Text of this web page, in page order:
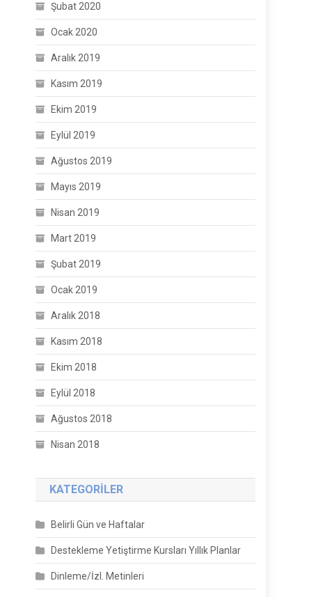
Şubat 2020
Ocak 2020
Aralık 2019
Kasım 2019
Ekim 2019
Eylül 2019
Ağustos 2019
Mayıs 2019
Nisan 2019
Mart 2019
Şubat 2019
Ocak 2019
Aralık 2018
Kasım 2018
Ekim 2018
Eylül 2018
Ağustos 2018
Nisan 2018
KATEGORILER
Belirli Gün ve Haftalar
Destekleme Yetiştirme Kursları Yıllık Planlar
Dinleme/İzl. Metinleri